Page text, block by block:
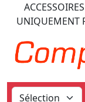
UNIQUEMENT